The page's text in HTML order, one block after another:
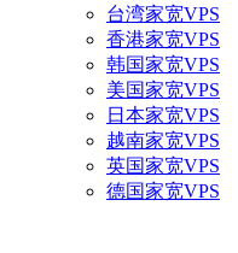
台湾家宽VPS
香港家宽VPS
韩国家宽VPS
美国家宽VPS
日本家宽VPS
越南家宽VPS
英国家宽VPS
德国家宽VPS